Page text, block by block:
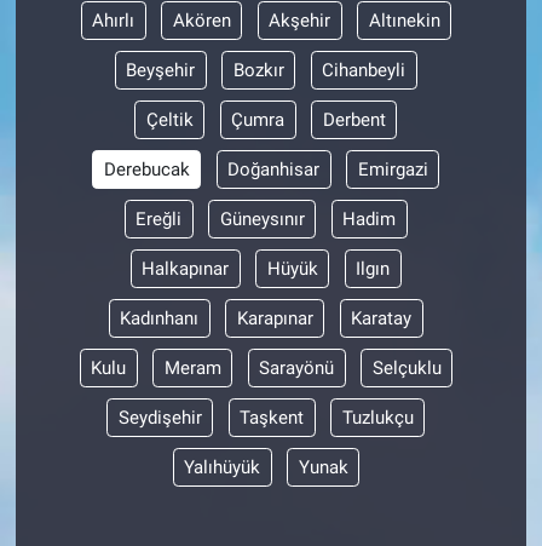
Ahırlı Akören Akşehir Altınekin
Beyşehir Bozkır Cihanbeyli
Çeltik Çumra Derbent
Derebucak Doğanhisar Emirgazi
Ereğli Güneysınır Hadim
Halkapınar Hüyük Ilgın
Kadınhanı Karapınar Karatay
Kulu Meram Sarayönü Selçuklu
Seydişehir Taşkent Tuzlukçu
Yalıhüyük Yunak